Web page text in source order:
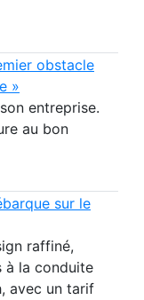
obstacle
»
entreprise.
au bon
sur le
raffiné,
à la conduite
avec un tarif